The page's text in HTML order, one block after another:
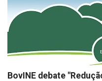
BovINE debate